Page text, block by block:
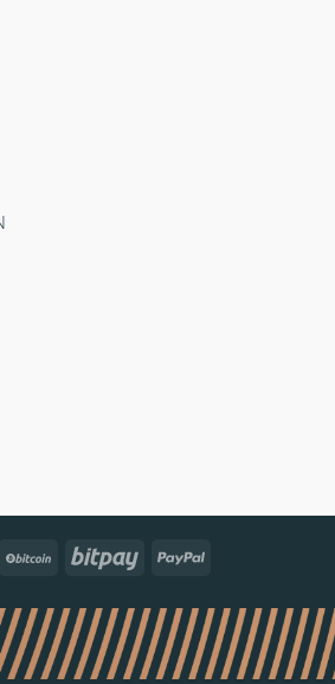
BitCoin Bitpay PayPal